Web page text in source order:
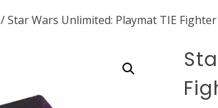
/ Star Wars Unlimited: Playmat TIE Fighter